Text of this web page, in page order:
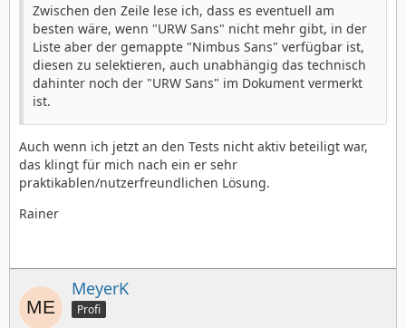
Zwischen den Zeile lese ich, dass es eventuell am
besten wäre, wenn "URW Sans" nicht mehr gibt, in der
Liste aber der gemappte "Nimbus Sans" verfügbar ist,
diesen zu selektieren, auch unabhängig das technisch
dahinter noch der "URW Sans" im Dokument vermerkt
ist.
Auch wenn ich jetzt an den Tests nicht aktiv beteiligt war,
das klingt für mich nach ein er sehr
praktikablen/nutzerfreundlichen Lösung.
Rainer
MeyerK
Profi